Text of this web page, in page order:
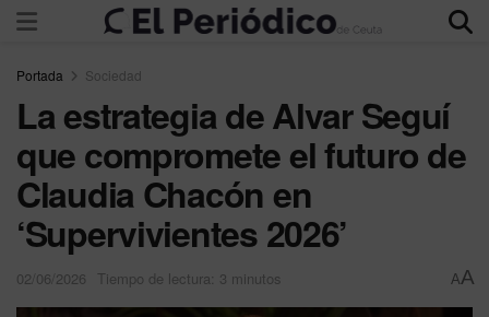
Portada Sociedad
La estrategia de Alvar Seguí
que compromete el futuro de
Claudia Chacón en
‘Supervivientes 2026’
02/06/2026 Tiempo de lectura: 3 minutos AA